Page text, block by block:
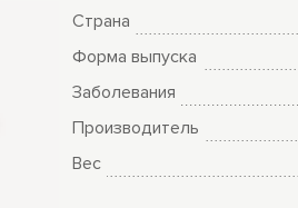
Страна
Форма выпуска
Заболевания
Производитель
Вес